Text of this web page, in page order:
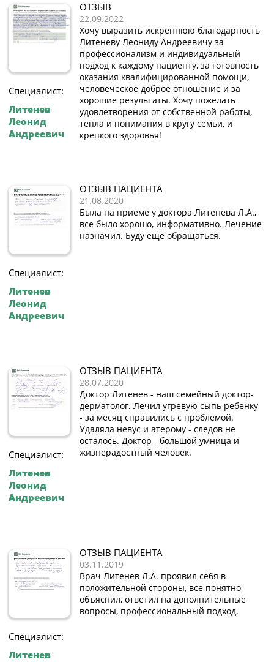
Специалист:
Литенев
Леонид
Андреевич
ОТЗЫВ
22.09.2022
Хочу выразить искреннюю благодарность
Литеневу Леониду Андреевичу за
профессионализм и индивидуальный
подход к каждому пациенту, за готовность
оказания квалифицированной помощи,
человеческое доброе отношение и за
хорошие результаты. Хочу пожелать
удовлетворения от собственной работы,
тепла и понимания в кругу семьи, и
крепкого здоровья!
Специалист:
Литенев
Леонид
Андреевич
ОТЗЫВ ПАЦИЕНТА
21.08.2020
Была на приеме у доктора Литенева Л.А.,
все было хорошо, информативно. Лечение
назначил. Буду еще обращаться.
Специалист:
Литенев
Леонид
Андреевич
ОТЗЫВ ПАЦИЕНТА
28.07.2020
Доктор Литенев - наш семейный доктор-
дерматолог. Лечил угревую сыпь ребенку
- за месяц справились с проблемой.
Удаляла невус и атерому - следов не
осталось. Доктор - большой умница и
жизнерадостный человек.
Специалист:
Литенев
ОТЗЫВ ПАЦИЕНТА
03.11.2019
Врач Литенев Л.А. проявил себя в
положительной стороны, все понятно
объяснил, ответил на дополнительные
вопросы, профессиональный подход.